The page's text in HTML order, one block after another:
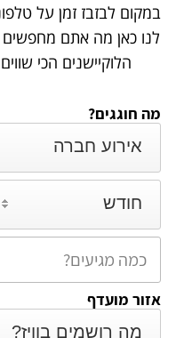
במקום לבזבז זמן על
לנו כאן מה אתם מחפשים
הלוקיישנים הכי
מה חוגגים?
אירוע חברה
חודש
אזור מועדף
מה רושמים בוויז?